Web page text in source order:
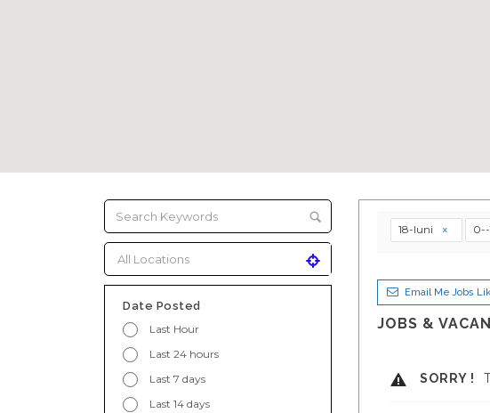
Date Posted
Last Hour
Last 24 hours
Last 7 days
Last 14 days
18-luni
Email Me Jobs
JOBS &
SORRY !